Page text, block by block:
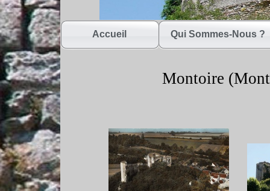
Accueil Qui Sommes-Nous ?
Montoire